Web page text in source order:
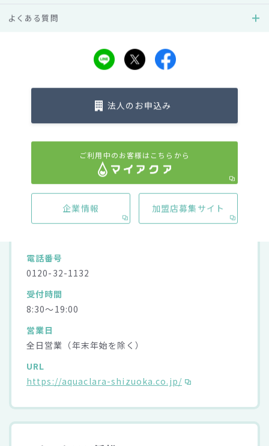
アクアクララ静岡
住所
電話番号
0120-32-1132
受付時間
8:30～19:00
営業日
全日営業（年末年始を除く）
URL
https://aquaclara-shizuoka.co.jp/
よくある質問
法人のお申込み
ご利用中のお客様はこちらから
企業情報 加盟店募集サイト